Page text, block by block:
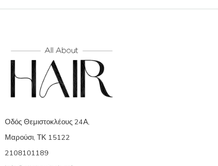
Οδός Θεμιστοκλέους 24Α,
Μαρούσι, ΤΚ 15122
2108101189